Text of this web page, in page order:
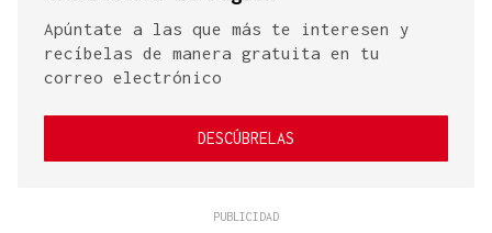
Apúntate a las que más te interesen y
recíbelas de manera gratuita en tu
correo electrónico
DESCÚBRELAS